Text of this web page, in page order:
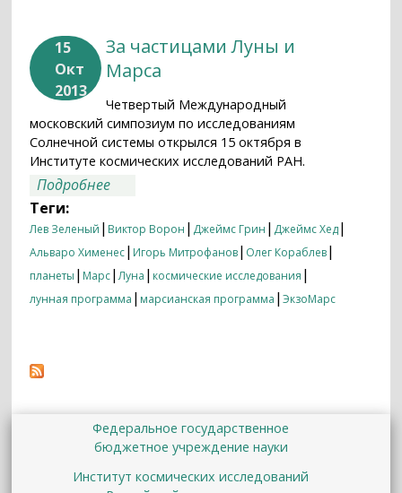
15
Окт
2013
За частицами Луны и
Марса
Четвертый Международный
московский симпозиум по исследованиям
Солнечной системы открылся 15 октября в
Институте космических исследований РАН.
Подробнее
Теги:
Лев Зеленый | Виктор Ворон | Джеймс Грин | Джеймс Хед|
Альваро Хименес| Игорь Митрофанов| Олег Кораблев|
планеты | Марс|Луна | космические исследования |
лунная программа | марсианская программа |ЭкзоМарс
Федеральное государственное
бюджетное учреждение науки
Институт космических исследований